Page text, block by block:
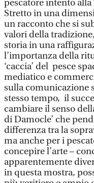
pescatore intento alla
Stretto in una
un racconto che si
valori della
storia in una
l’importanza della
‘caccia’ del pesce
mediatico e
sulla comunicazione
stesso tempo, il
cambiare il senso
di Damocle’ che
differenza tra la
ma anche per i
concepire l’arte –
apparentemente
in questa mostra,